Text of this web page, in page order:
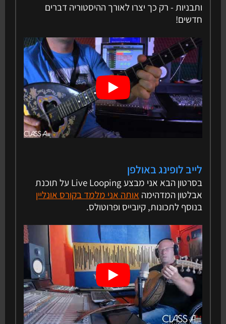
ותבניות - רק כך יצרו לאורך ההיסטוריה דברים
חדשים!
לייב לופינג באולפן
בסרטון הבא אני מבצע Live Looping על תוכנת
אבלטון המדהימה אותה אני מלמד בקורס אונליין
בנוסף לתכונות, קיובייס ופרוטולס.